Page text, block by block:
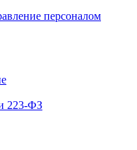
персоналом
223‑ФЗ